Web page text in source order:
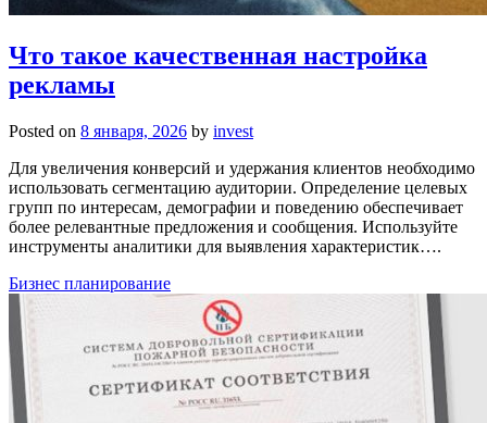
Что такое качественная настройка
рекламы
Posted on 8 января, 2026 by invest
Для увеличения конверсий и удержания клиентов необходимо
использовать сегментацию аудитории. Определение целевых
групп по интересам, демографии и поведению обеспечивает
более релевантные предложения и сообщения. Используйте
инструменты аналитики для выявления характеристик….
Бизнес планирование